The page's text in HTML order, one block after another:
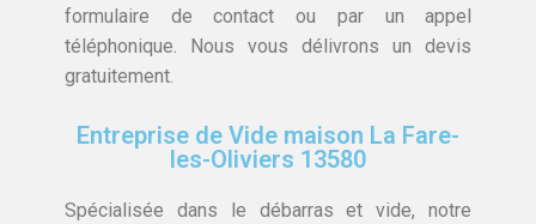
formulaire de contact ou par un appel
téléphonique. Nous vous délivrons un devis
gratuitement.
Entreprise de Vide maison La Fare-
les-Oliviers 13580
Spécialisée dans le débarras et vide, notre